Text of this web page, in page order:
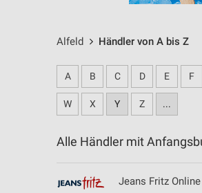
Alfeld Händler von A bis Z
A B C D E F
W X Y Z ...
Alle Händler mit
Jeans Fritz